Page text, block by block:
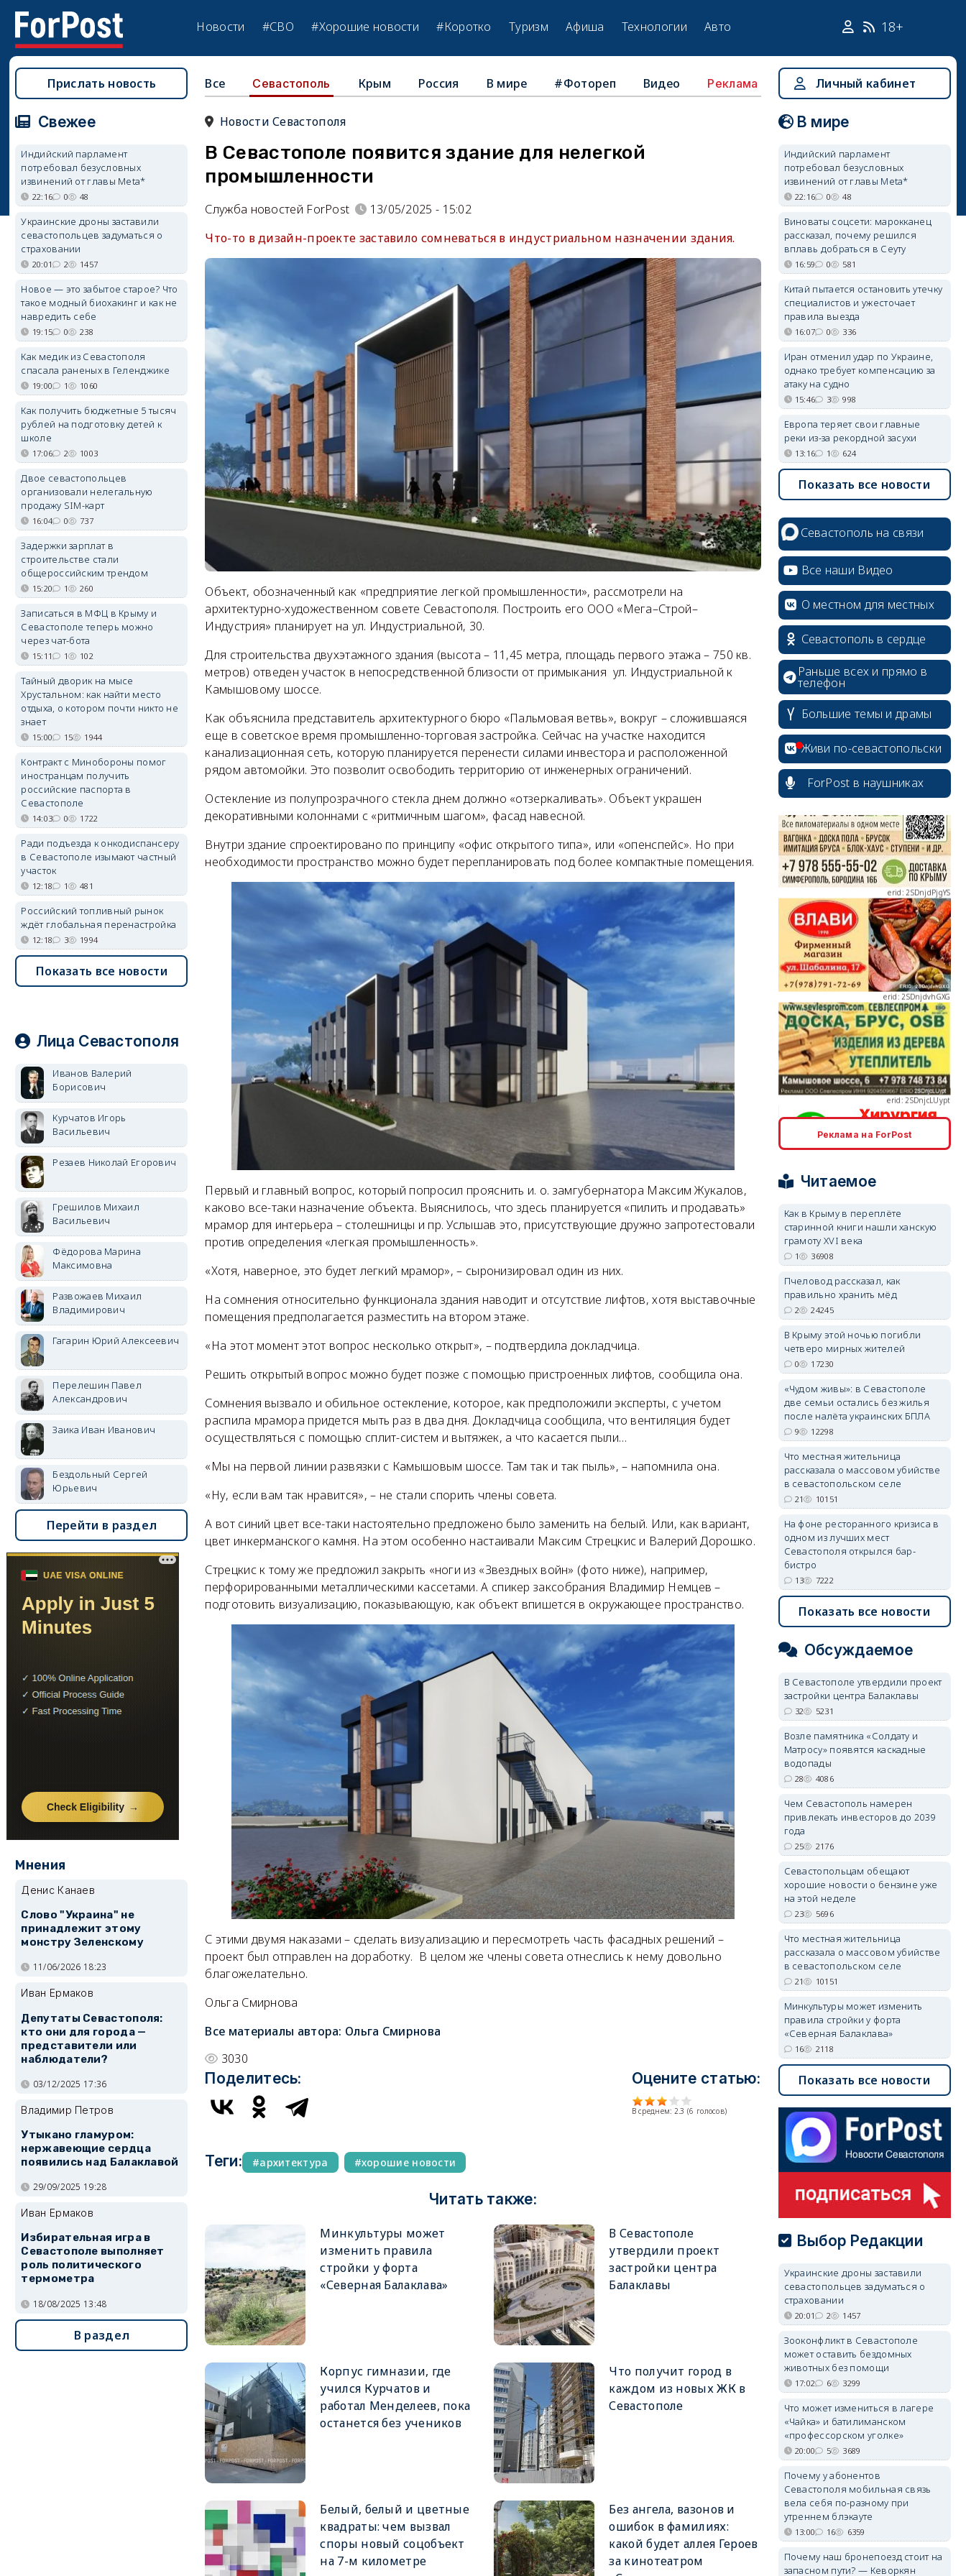
Новости #СВО #Хорошие новости #Коротко Туризм Афиша Технологии Авто 18+
Все Севастополь Крым Россия В мире #Фотореп Видео Реклама
Новости Севастополя
В Севастополе появится здание для нелегкой
промышленности
Служба новостей ForPost
13/05/2025 - 15:02
Что-то в дизайн-проекте заставило сомневаться в индустриальном назначении здания.
Объект, обозначенный как «предприятие легкой промышленности», рассмотрели на
архитектурно-художественном совете Севастополя. Построить его ООО «Мега–Строй–
Индустрия» планирует на ул. Индустриальной, 30.
Для строительства двухэтажного здания (высота – 11,45 метра, площадь первого этажа – 750 кв.
метров) отведен участок в непосредственной близости от примыкания ул. Индустриальной к
Камышовому шоссе.
Как объяснила представитель архитектурного бюро «Пальмовая ветвь», вокруг – сложившаяся
еще в советское время промышленно-торговая застройка. Сейчас на участке находится
канализационная сеть, которую планируется перенести силами инвестора и расположенной
рядом автомойки. Это позволит освободить территорию от инженерных ограничений.
Остекление из полупрозрачного стекла днем должно «отзеркаливать». Объект украшен
декоративными колоннами с «ритмичным шагом», фасад навесной.
Внутри здание спроектировано по принципу «офис открытого типа», или «опенспейс». Но при
необходимости пространство можно будет перепланировать под более компактные помещения.
Первый и главный вопрос, который попросил прояснить и. о. замгубернатора Максим Жукалов,
каково все-таки назначение объекта. Выяснилось, что здесь планируется «пилить и продавать»
мрамор для интерьера – столешницы и пр. Услышав это, присутствующие дружно запротестовали
против определения «легкая промышленность».
«Хотя, наверное, это будет легкий мрамор», – сыронизировал один из них.
На сомнения относительно функционала здания наводит и отсутствие лифтов, хотя выставочные
помещения предполагается разместить на втором этаже.
«На этот момент этот вопрос несколько открыт», – подтвердила докладчица.
Решить открытый вопрос можно будет позже с помощью пристроенных лифтов, сообщила она.
Сомнения вызвало и обильное остекление, которое, как предположили эксперты, с учетом
распила мрамора придется мыть раз в два дня. Докладчица сообщила, что вентиляция будет
осуществляться с помощью сплит-систем и вытяжек, а что касается пыли…
«Мы на первой линии развязки с Камышовым шоссе. Там так и так пыль», – напомнила она.
«Ну, если вам так нравится», – не стали спорить члены совета.
А вот синий цвет все-таки настоятельно предложено было заменить на белый. Или, как вариант,
цвет инкерманского камня. На этом особенно настаивали Максим Стрецкис и Валерий Дорошко.
Стрецкис к тому же предложил закрыть «ноги из «Звездных войн» (фото ниже), например,
перфорированными металлическими кассетами. А спикер заксобрания Владимир Немцев –
подготовить визуализацию, показывающую, как объект впишется в окружающее пространство.
С этими двумя наказами – сделать визуализацию и пересмотреть часть фасадных решений –
проект был отправлен на доработку. В целом же члены совета отнеслись к нему довольно
благожелательно.
Ольга Смирнова
Все материалы автора: Ольга Смирнова
3030
Поделитесь: Оцените статью:
В среднем: 2.3 (6 голосов)
Теги: архитектура хорошие новости
Читать также:
Минкультуры может
изменить правила
стройки у форта
«Северная Балаклава»
В Севастополе
утвердили проект
застройки центра
Балаклавы
Корпус гимназии, где
учился Курчатов и
работал Менделеев, пока
останется без учеников
Что получит город в
каждом из новых ЖК в
Севастополе
Белый, белый и цветные
квадраты: чем вызвал
споры новый соцобъект
на 7-м километре
Без ангела, вазонов и
ошибок в фамилиях:
какой будет аллея Героев
за кинотеатром
Прислать новость
Свежее
Индийский парламент
потребовал безусловных
извинений от главы Meta*
22:16 0 48
Украинские дроны заставили
севастопольцев задуматься о
страховании
20:01 2 1457
Новое — это забытое старое? Что
такое модный биохакинг и как не
навредить себе
19:15 0 238
Как медик из Севастополя
спасала раненых в Геленджике
19:00 1 1060
Как получить бюджетные 5 тысяч
рублей на подготовку детей к
школе
17:06 2 1003
Двое севастопольцев
организовали нелегальную
продажу SIM-карт
16:04 0 737
Задержки зарплат в
строительстве стали
общероссийским трендом
15:20 1 260
Записаться в МФЦ в Крыму и
Севастополе теперь можно
через чат-бота
15:11 1 102
Тайный дворик на мысе
Хрустальном: как найти место
отдыха, о котором почти никто не
знает
15:00 15 1944
Контракт с Минобороны помог
иностранцам получить
российские паспорта в
Севастополе
14:03 0 1722
Ради подъезда к онкодиспансеру
в Севастополе изымают частный
участок
12:18 1 481
Российский топливный рынок
ждёт глобальная перенастройка
12:18 3 1994
Показать все новости
Лица Севастополя
Иванов Валерий
Борисович
Курчатов Игорь
Васильевич
Резаев Николай Егорович
Грешилов Михаил
Васильевич
Фёдорова Марина
Максимовна
Развожаев Михаил
Владимирович
Гагарин Юрий Алексеевич
Перелешин Павел
Александрович
Заика Иван Иванович
Бездольный Сергей
Юрьевич
Перейти в раздел
Мнения
Денис Канаев
Слово "Украина" не
принадлежит этому
монстру Зеленскому
11/06/2026 18:23
Иван Ермаков
Депутаты Севастополя:
кто они для города —
представители или
наблюдатели?
03/12/2025 17:36
Владимир Петров
Утыкано гламуром:
нержавеющие сердца
появились над Балаклавой
29/09/2025 19:28
Иван Ермаков
Избирательная игра в
Севастополе выполняет
роль политического
термометра
18/08/2025 13:48
В раздел
Личный кабинет
В мире
Индийский парламент
потребовал безусловных
извинений от главы Meta*
22:16 0 48
Виноваты соцсети: марокканец
рассказал, почему решился
вплавь добраться в Сеуту
16:59 0 581
Китай пытается остановить утечку
специалистов и ужесточает
правила выезда
16:07 0 336
Иран отменил удар по Украине,
однако требует компенсацию за
атаку на судно
15:46 3 998
Европа теряет свои главные
реки из-за рекордной засухи
13:16 1 624
Показать все новости
Севастополь на связи
Все наши Видео
О местном для местных
Севастополь в сердце
Раньше всех и прямо в
телефон
Большие темы и драмы
Живи по-севастопольски
ForPost в наушниках
erid: 2SDnjcrDNw6
erid: 2SDnjdPjgYS
erid: 2SDnjdvhGXG
erid: 2SDnjcLUypt
erid: 2SDnjcrDNw6
erid: 2SDnjdvhGXG
Реклама на ForPost
Читаемое
Как в Крыму в переплёте
старинной книги нашли ханскую
грамоту XVI века
1 36908
Пчеловод рассказал, как
правильно хранить мёд
2 24245
В Крыму этой ночью погибли
четверо мирных жителей
0 17230
«Чудом живы»: в Севастополе
две семьи остались без жилья
после налёта украинских БПЛА
9 12298
Что местная жительница
рассказала о массовом убийстве
в севастопольском селе
21 10151
На фоне ресторанного кризиса в
одном из лучших мест
Севастополя открылся бар-
бистро
13 7222
Показать все новости
Обсуждаемое
В Севастополе утвердили проект
застройки центра Балаклавы
32 5231
Возле памятника «Солдату и
Матросу» появятся каскадные
водопады
28 4086
Чем Севастополь намерен
привлекать инвесторов до 2039
года
25 2176
Севастопольцам обещают
хорошие новости о бензине уже
на этой неделе
23 5696
Что местная жительница
рассказала о массовом убийстве
в севастопольском селе
21 10151
Минкультуры может изменить
правила стройки у форта
«Северная Балаклава»
16 2118
Показать все новости
Выбор Редакции
Украинские дроны заставили
севастопольцев задуматься о
страховании
20:01 2 1457
Зооконфликт в Севастополе
может оставить бездомных
животных без помощи
17:02 6 3299
Что может измениться в лагере
«Чайка» и батилиманском
«профессорском уголке»
20:00 5 3689
Почему у абонентов
Севастополя мобильная связь
вела себя по-разному при
утреннем блэкауте
13:00 16 6359
Почему наш бронепоезд стоит на
запасном пути? — Кеворкян